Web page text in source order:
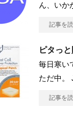
ん、いか
記事を
ピタっ
毎日寒い
ただ中。
記事を